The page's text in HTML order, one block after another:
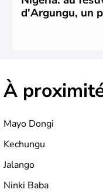
d'Argungu, un
À
Mayo Dongi
Kechungu
Jalango
Ninki Baba